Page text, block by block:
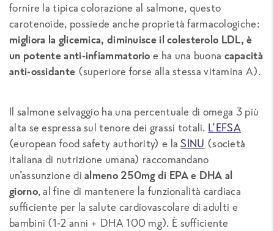
fornire la tipica colorazione al salmone, questo
carotenoide, possiede anche proprietà farmacologiche:
migliora la glicemica, diminuisce il colesterolo LDL, è
un potente anti-infiammatorio e ha una buona capacità
anti-ossidante (superiore forse alla stessa vitamina A).
Il salmone selvaggio ha una percentuale di omega 3 più
alta se espressa sul tenore dei grassi totali. L’EFSA
(european food safety authority) e laSINU (società
italiana di nutrizione umana) raccomandano
un’assunzione dialmeno 250mg di EPA e DHA al
giorno, al fine di mantenere la funzionalità cardiaca
sufficiente per la salute cardiovascolare di adulti e
bambini (1-2 anni + DHA 100 mg). È sufficiente